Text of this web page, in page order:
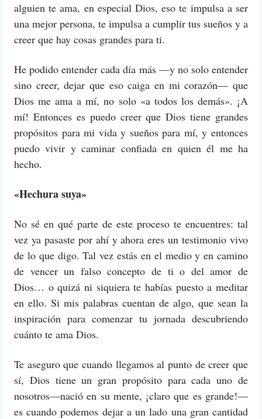
alguien te ama, en especial Dios, eso te impulsa a ser
una mejor persona, te impulsa a cumplir tus sueños y a
creer que hay cosas grandes para ti.
He podido entender cada día más —y no solo entender
sino creer, dejar que eso caiga en mi corazón— que
Dios me ama a mí, no solo «a todos los demás». ¡A
mí! Entonces es puedo creer que Dios tiene grandes
propósitos para mi vida y sueños para mí, y entonces
puedo vivir y caminar confiada en quien él me ha
hecho.
«Hechura suya»
No sé en qué parte de este proceso te encuentres: tal
vez ya pasaste por ahí y ahora eres un testimonio vivo
de lo que digo. Tal vez estás en el medio y en camino
de vencer un falso concepto de ti o del amor de
Dios… o quizá ni siquiera te habías puesto a meditar
en ello. Si mis palabras cuentan de algo, que sean la
inspiración para comenzar tu jornada descubriendo
cuánto te ama Dios.
Te aseguro que cuando llegamos al punto de creer que
sí, Dios tiene un gran propósito para cada uno de
nosotros—nació en su mente, ¡claro que es grande!—
es cuando podemos dejar a un lado una gran cantidad